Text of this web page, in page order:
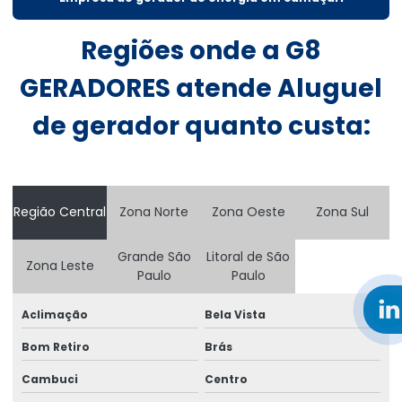
Aluguel gerador 300 kva
Aluguel gerador 300 kva em salvador
Aluguel de gerador 400 kva
Aluguel de gerador 500 kva
Aluguel de gerador diária
Aluguel de gerador a diesel
Aluguel de gerador de energia a diesel
Regiões onde a G8
GERADORES atende Aluguel
de gerador quanto custa:
Região Central Zona Norte Zona Oeste Zona Sul
Zona Leste
Grande São
Paulo
Litoral de São
Paulo
Aclimação Bela Vista
Bom Retiro Brás
Cambuci Centro